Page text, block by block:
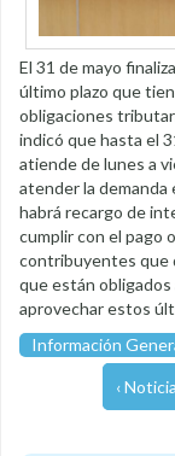
El 31 de mayo
último plazo que
obligaciones
indicó que hasta el
atiende de lunes a
atender la
habrá recargo de
cumplir con el pago
contribuyentes que
que están obligados
aprovechar estos
Información
‹